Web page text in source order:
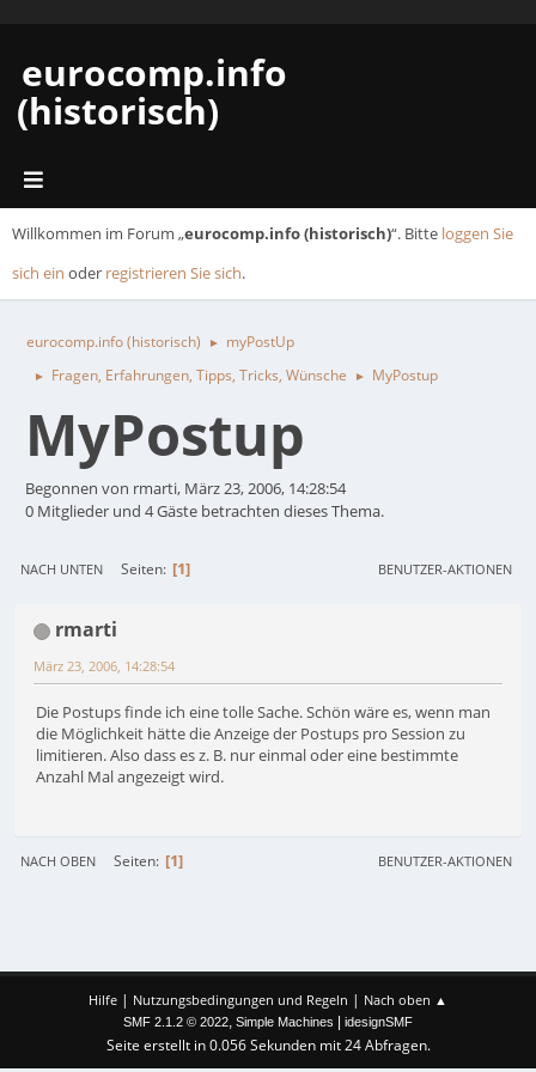
eurocomp.info
(historisch)
Willkommen im Forum „eurocomp.info (historisch)“. Bitte loggen Sie
sich ein oder registrieren Sie sich.
eurocomp.info (historisch) ► myPostUp
► Fragen, Erfahrungen, Tipps, Tricks, Wünsche ► MyPostup
MyPostup
Begonnen von rmarti, März 23, 2006, 14:28:54
0 Mitglieder und 4 Gäste betrachten dieses Thema.
NACH UNTEN Seiten 1 BENUTZER-AKTIONEN
rmarti
März 23, 2006, 14:28:54
Die Postups finde ich eine tolle Sache. Schön wäre es, wenn man
die Möglichkeit hätte die Anzeige der Postups pro Session zu
limitieren. Also dass es z. B. nur einmal oder eine bestimmte
Anzahl Mal angezeigt wird.
NACH OBEN Seiten 1 BENUTZER-AKTIONEN
Hilfe | Nutzungsbedingungen und Regeln | Nach oben ▲
SMF 2.1.2 © 2022 Simple Machines | idesignSMF
Seite erstellt in 0.056 Sekunden mit 24 Abfragen.